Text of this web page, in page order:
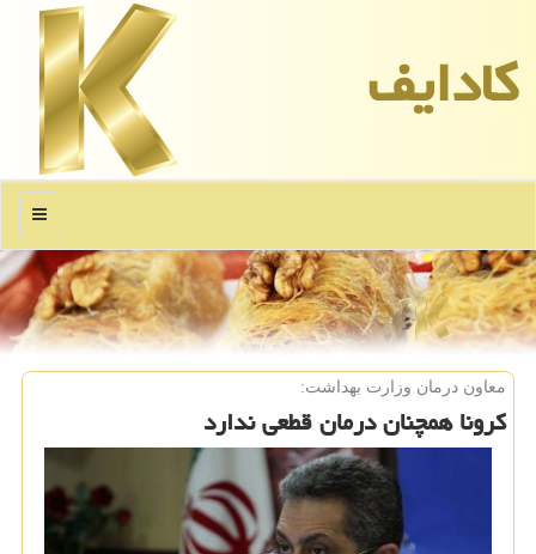
كادایف
منو
معاون درمان وزارت بهداشت:
کرونا همچنان درمان قطعی ندارد